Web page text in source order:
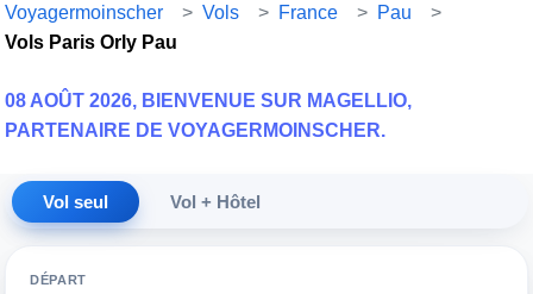
Voyagermoinscher > Vols > France > Pau
>
Vols Paris Orly Pau
08 AOÛT 2026, BIENVENUE SUR MAGELLIO,
PARTENAIRE DE VOYAGERMOINSCHER.
Vol seul Vol + Hôtel
DÉPART